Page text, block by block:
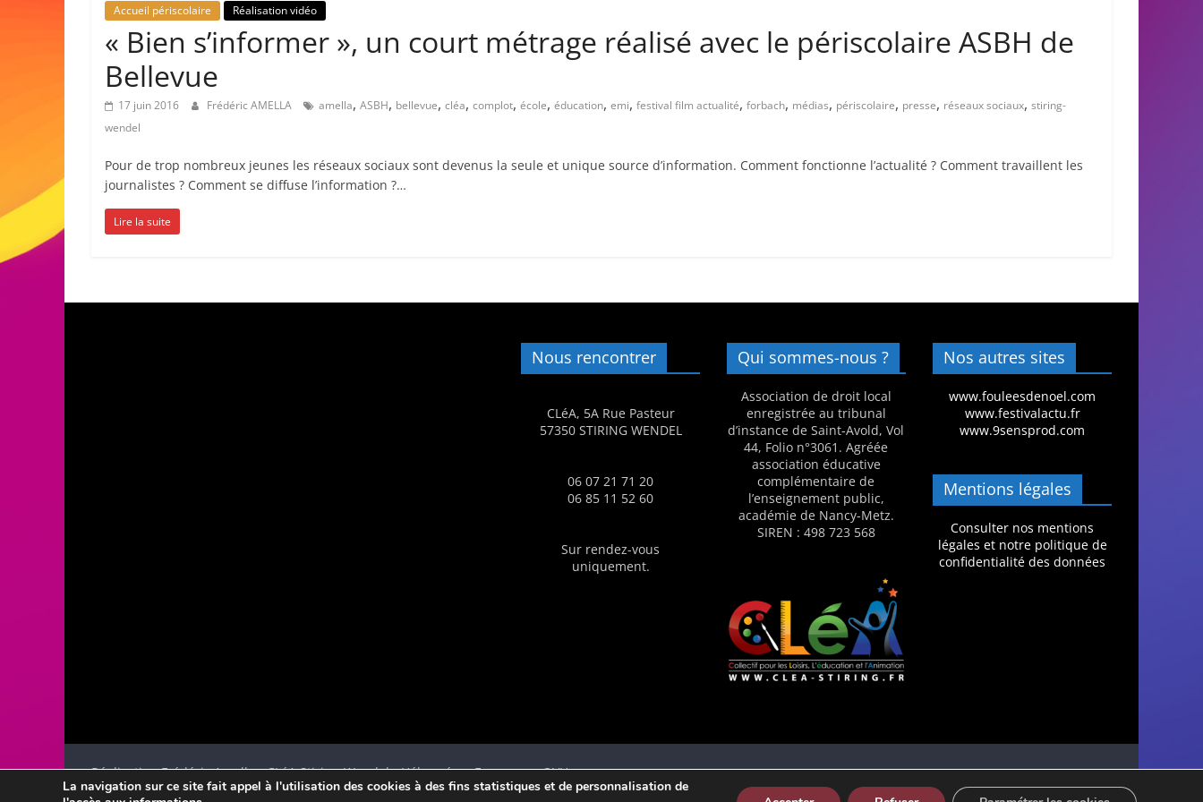
a
d
e
3
Accueil périscolaire Réalisation vidéo
« Bien s’informer », un court métrage réalisé avec le périscolaire ASBH de
Bellevue
17 juin 2016 Frédéric AMELLA amella, ASBH, bellevue, cléa, complot, école, éducation, emi, festival film actualité, forbach, médias, périscolaire, presse, réseaux sociaux, stiring-
wendel
Pour de trop nombreux jeunes les réseaux sociaux sont devenus la seule et unique source d’information. Comment fonctionne l’actualité ? Comment travaillent les
journalistes ? Comment se diffuse l’information ?…
Lire la suite
Nous rencontrer
CLéA, 5A Rue Pasteur
57350 STIRING WENDEL
06 07 21 71 20
06 85 11 52 60
Sur rendez-vous
uniquement.
Qui sommes-nous ?
Association de droit local
enregistrée au tribunal
d’instance de Saint-Avold, Vol
44, Folio n°3061. Agréée
association éducative
complémentaire de
l’enseignement public,
académie de Nancy-Metz.
SIREN : 498 723 568
Nos autres sites
www.fouleesdenoel.com
www.festivalactu.fr
www.9sensprod.com
Mentions légales
Consulter nos mentions
légales et notre politique de
confidentialité des données
Réalisation Frédéric Amella - CLéA Stiring-Wendel - Hébergé en France par OVH
La navigation sur ce site fait appel à l'utilisation des cookies à des fins statistiques et de personnalisation de